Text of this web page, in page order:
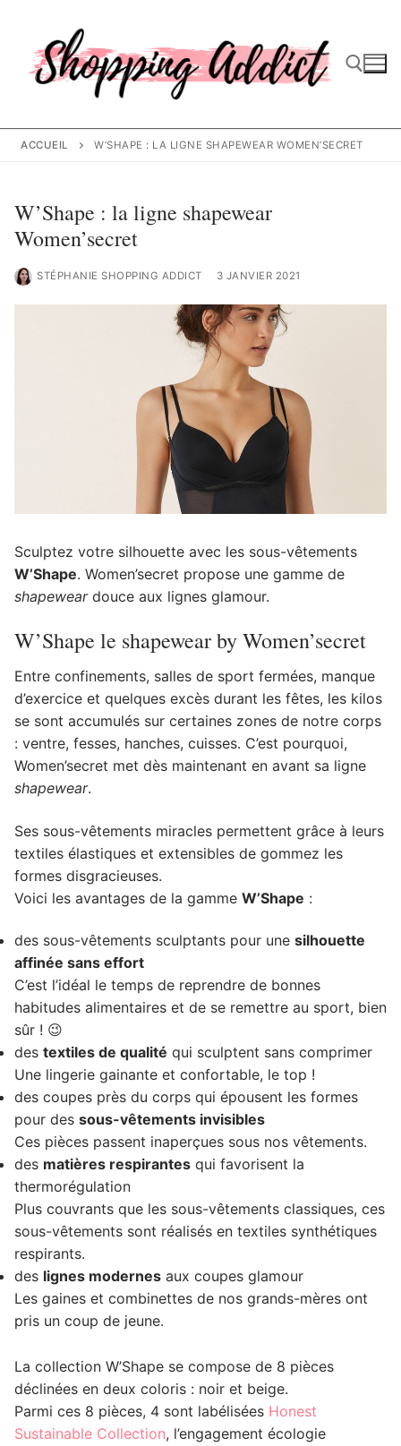
contenu
Rechercher :
ACCUEIL W’SHAPE : LA LIGNE SHAPEWEAR WOMEN’SECRET
W’Shape : la ligne shapewear
Women’secret
STÉPHANIE SHOPPING ADDICT 3 JANVIER 2021
Sculptez votre silhouette avec les sous-vêtements
W’Shape. Women’secret propose une gamme de
shapeweardouce aux lignes glamour.
W’Shape le shapewear by Women’secret
Entre confinements, salles de sport fermées, manque
d’exercice et quelques excès durant les fêtes, les kilos
se sont accumulés sur certaines zones de notre corps
: ventre, fesses, hanches, cuisses. C’est pourquoi,
Women’secret met dès maintenant en avant sa ligne
shapewear.
Ses sous-vêtements miracles permettent grâce à leurs
textiles élastiques et extensibles de gommez les
formes disgracieuses.
Voici les avantages de la gamme W’Shape :
des sous-vêtements sculptants pour une silhouette
affinée sans effort
C’est l’idéal le temps de reprendre de bonnes
habitudes alimentaires et de se remettre au sport, bien
sûr ! 😉
des textiles de qualité qui sculptent sans comprimer
Une lingerie gainante et confortable, le top !
des coupes près du corps qui épousent les formes
pour des sous-vêtements invisibles
Ces pièces passent inaperçues sous nos vêtements.
des matières respirantes qui favorisent la
thermorégulation
Plus couvrants que les sous-vêtements classiques, ces
sous-vêtements sont réalisés en textiles synthétiques
respirants.
des lignes modernes aux coupes glamour
Les gaines et combinettes de nos grands-mères ont
pris un coup de jeune.
La collection W’Shape se compose de 8 pièces
déclinées en deux coloris : noir et beige.
Parmi ces 8 pièces, 4 sont labélisées Honest
Sustainable Collection, l’engagement écologie